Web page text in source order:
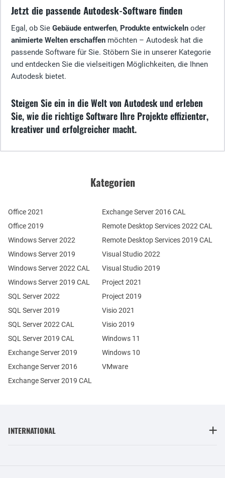
Jetzt die passende Autodesk-Software finden
Egal, ob Sie Gebäude entwerfen, Produkte entwickeln oder
animierte Welten erschaffen möchten – Autodesk hat die
passende Software für Sie. Stöbern Sie in unserer Kategorie
und entdecken Sie die vielseitigen Möglichkeiten, die Ihnen
Autodesk bietet.
Steigen Sie ein in die Welt von Autodesk und erleben
Sie, wie die richtige Software Ihre Projekte effizienter,
kreativer und erfolgreicher macht.
Kategorien
Office 2021
Office 2019
Windows Server 2022
Windows Server 2019
Exchange Server 2019
Exchange Server 2016
SQL Server 2022
SQL Server 2019
Windows Server 2022 CAL
Windows Server 2019 CAL
SQL Server 2022 CAL
SQL Server 2019 CAL
Remote Desktop Services 2022 CAL
Remote Desktop Services 2019 CAL
Exchange Server 2019 CAL
Exchange Server 2016 CAL
Visual Studio 2022
Visual Studio 2019
Project 2021
Project 2019
Visio 2021
Visio 2019
Windows 11
Windows 10
VMware
INTERNATIONAL